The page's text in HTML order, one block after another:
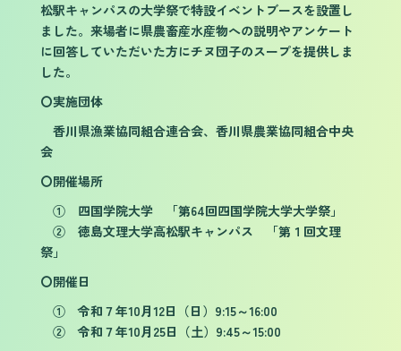
松駅キャンパスの大学祭で特設イベントブースを設置し
ました。来場者に県農畜産水産物への説明やアンケート
に回答していただいた方にチヌ団子のスープを提供しま
した。
〇実施団体
香川県漁業協同組合連合会、香川県農業協同組合中央
会
〇開催場所
① 四国学院大学 「第64回四国学院大学大学祭」
② 徳島文理大学高松駅キャンパス 「第１回文理
祭」
〇開催日
① 令和７年10月12日（日）9:15～16:00
② 令和７年10月25日（土）9:45～15:00